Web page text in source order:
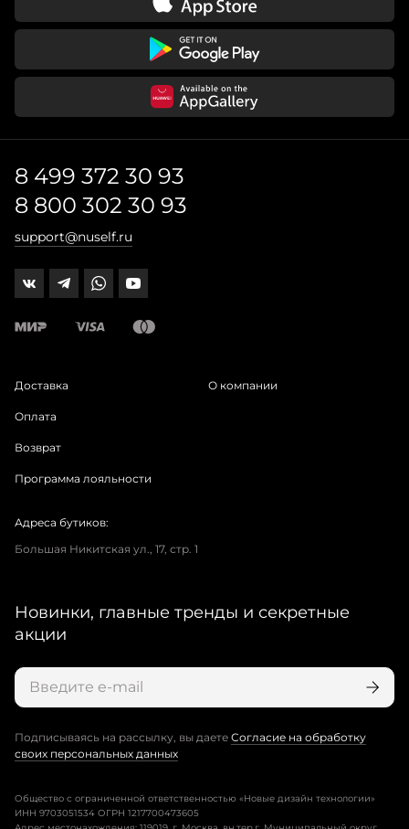
8 499 372 30 93
8 800 302 30 93
support@nuself.ru
Доставка
Оплата
Возврат
Программа лояльности
О компании
Адреса бутиков:
Большая Никитская ул., 17, стр. 1
Новинки, главные тренды и секретные
акции
Подписываясь на рассылку, вы даете Согласие на обработку
своих персональных данных
Общество с ограниченной ответственностью «Новые дизайн технологии»
ИНН 9703051534 ОГРН 1217700473605